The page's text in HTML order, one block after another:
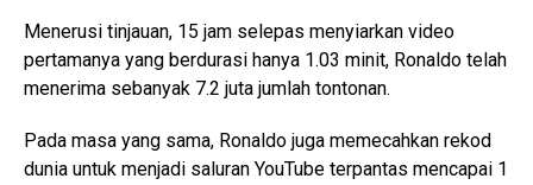
Menerusi tinjauan, 15 jam selepas menyiarkan video
pertamanya yang berdurasi hanya 1.03 minit, Ronaldo telah
menerima sebanyak 7.2 juta jumlah tontonan.
Pada masa yang sama, Ronaldo juga memecahkan rekod
dunia untuk menjadi saluran YouTube terpantas mencapai 1